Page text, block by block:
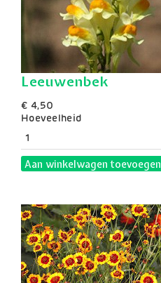
Leeuwenbek
€ 4,50
Hoeveelheid
Aan winkelwagen toevoegen